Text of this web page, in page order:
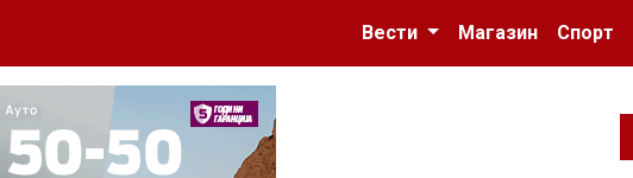
Вести
Магазин Спорт